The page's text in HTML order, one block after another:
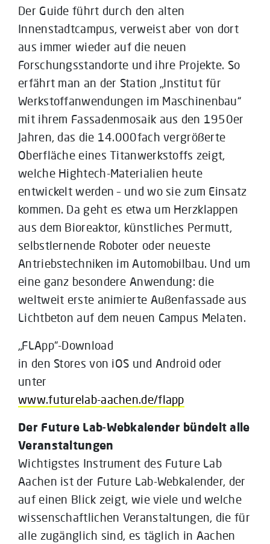
Der Guide führt durch den alten
Innenstadtcampus, verweist aber von dort
aus immer wieder auf die neuen
Forschungsstandorte und ihre Projekte. So
erfährt man an der Station „Institut für
Werkstoffanwendungen im Maschinenbau“
mit ihrem Fassadenmosaik aus den 1950er
Jahren, das die 14.000fach vergrößerte
Oberfläche eines Titanwerkstoffs zeigt,
welche Hightech-Materialien heute
entwickelt werden – und wo sie zum Einsatz
kommen. Da geht es etwa um Herzklappen
aus dem Bioreaktor, künstliches Permutt,
selbstlernende Roboter oder neueste
Antriebstechniken im Automobilbau. Und um
eine ganz besondere Anwendung: die
weltweit erste animierte Außenfassade aus
Lichtbeton auf dem neuen Campus Melaten.
„FLApp“-Download
in den Stores von iOS und Android oder
unter
www.futurelab-aachen.de/flapp
Der Future Lab-Webkalender bündelt alle
Veranstaltungen
Wichtigstes Instrument des Future Lab
Aachen ist der Future Lab-Webkalender, der
auf einen Blick zeigt, wie viele und welche
wissenschaftlichen Veranstaltungen, die für
alle zugänglich sind, es täglich in Aachen